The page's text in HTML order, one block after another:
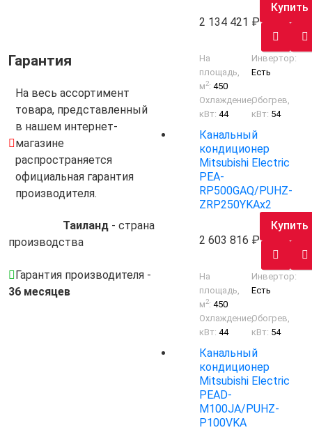
Гарантия
На весь ассортимент
товара, представленный
в нашем интернет-
магазине
распространяется
официальная гарантия
производителя.
Таиланд - cтрана
производства
Гарантия производителя -
36 месяцев
2 134 421
Купить
На
площадь,
м2:450
Инвертор:
Есть
Охлаждение,
кВт:44
Обогрев,
кВт: 54
Канальный
кондиционер
Mitsubishi Electric
PEA-
RP500GAQ/PUHZ-
ZRP250YKAх2
2 603 816
Купить
На
площадь,
м2:450
Инвертор:
Есть
Охлаждение,
кВт:44
Обогрев,
кВт: 54
Канальный
кондиционер
Mitsubishi Electric
PEAD-
M100JA/PUHZ-
P100VKA